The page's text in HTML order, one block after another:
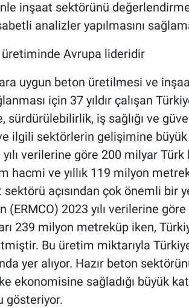
inşaat sektörünü
analizler yapılmasını
üretiminde Avrupa lideridir
uygun beton üretilmesi ve
için 37 yıldır çalışan
sürdürülebilirlik, iş sağlığı ve
ilgili sektörlerin gelişimine büyük
verilerine göre 200 milyar Türk
hacmi ve yıllık 119 milyon
açısından çok önemli bir
(ERMCO) 2023 yılı verilerine
239 milyon metreküp iken,
Bu üretim miktarıyla
yer alıyor. Hazır beton
ekonomisine sağladığı büyük
gösteriyor.